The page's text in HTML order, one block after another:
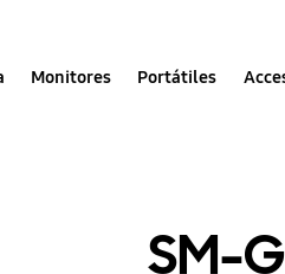
Monitores Portátiles
SM-